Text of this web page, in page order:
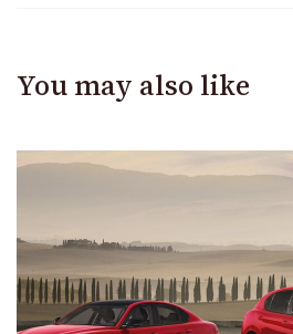
You may also like